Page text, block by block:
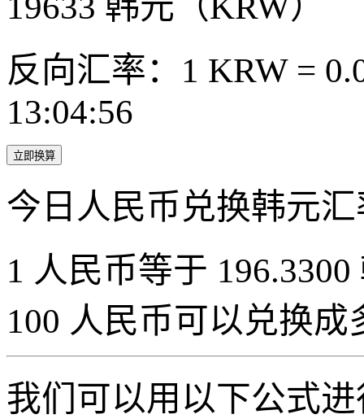
反向汇率：1 KRW =
13:04:56
立即换算
今日人民币兑换韩元
1 人民币等于
100 人民币可以兑换成
我们可以用以下公式